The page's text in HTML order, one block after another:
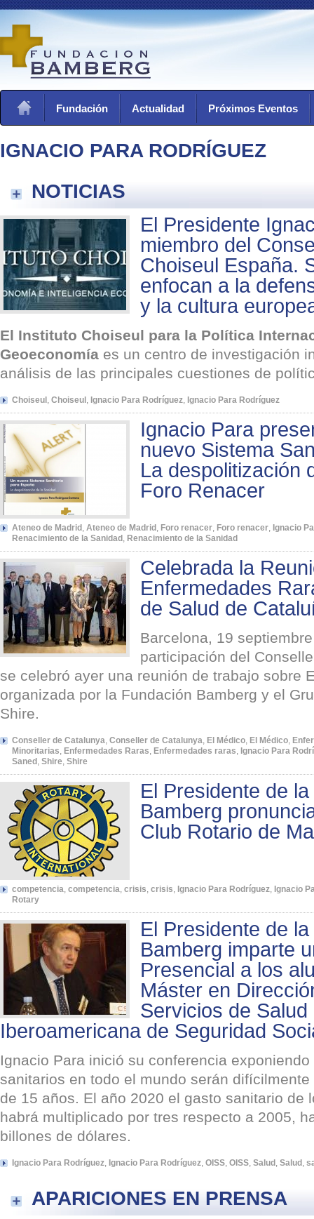
Fundación Actualidad Próximos Eventos
IGNACIO PARA RODRÍGUEZ
NOTICIAS
El Presidente
miembro del
Choiseul España.
enfocan a la
y la cultura
El Instituto Choiseul para la Política
Geoeconomía es un centro de investigación
análisis de las principales cuestiones de
Choiseul Choiseul Ignacio Para Rodríguez Ignacio Para Rodríguez
Ignacio Para
nuevo Sistema
La despolitización
Foro Renacer
Ateneo de Madrid Ateneo de Madrid Foro renacer Foro renacer Ignacio
Renacimiento de la Sanidad Renacimiento de la Sanidad
Celebrada la
Enfermedades
de Salud de
Barcelona, 19
participación del
se celebró ayer una reunión de trabajo sobre
organizada por la Fundación Bamberg y el
Shire.
Conseller de Catalunya Conseller de Catalunya El Médico El Médico
Minoritarias Enfermedades Raras Enfermedades raras Ignacio Para
Saned Shire Shire
El Presidente de
Bamberg
Club Rotario de
competencia competencia crisis crisis Ignacio Para Rodríguez Ignacio
Rotary
El Presidente de
Bamberg imparte
Presencial a los
Máster en
Servicios de
Iberoamericana de Seguridad
Ignacio Para inició su conferencia
sanitarios en todo el mundo serán
de 15 años. El año 2020 el gasto sanitario de
habrá multiplicado por tres respecto a 2005,
billones de dólares.
Ignacio Para Rodríguez Ignacio Para Rodríguez OISS OISS Salud Salud
APARICIONES EN PRENSA